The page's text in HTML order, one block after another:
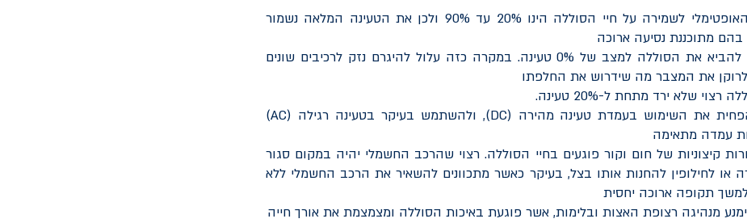
הטווח האופטימלי לשמירה על חיי הסוללה הינו 20% עד 90% ולכן את הטעינה המלאה נשמור
מתוכננת נסיעה ארוכה
רצוי לא להביא את הסוללה למצב של 0% טעינה. במקרה כזה עלול להיגרם נזק לרכיבים שונים
את המצבר מה שידרוש את החלפתו
רצוי שלא ירד מתחת ל-20% טעינה.
את השימוש בעמדת טעינה מהירה (DC), ולהשתמש בעיקר בטעינה רגילה (AC
)
עמדה מתאימה
קיצוניות של חום וקור פוגעים בחיי הסוללה. רצוי שהרכב החשמלי יהיה במקום סגור
או לחילופין להחנות אותו בצל, בעיקר כאשר מתכוונים להשאיר את הרכב החשמלי ללא
תקופה ארוכה יחסית
מנהיגה רצופת האצות ובלימות, אשר פוגעת באיכות הסוללה ומצמצמת את אורך חייה